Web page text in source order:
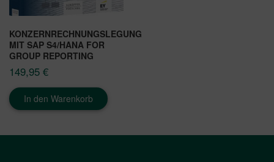
KONZERNRECHNUNGSLEGUNG
MIT SAP S4/HANA FOR
GROUP REPORTING
149,95 €
In den Warenkorb